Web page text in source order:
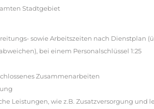
Stadtgebiet
sowie Arbeitszeiten nach Dienstplan
bei einem Personalschlüssel 1:25
Zusammenarbeiten
Leistungen, wie z.B. Zusatzversorgung und